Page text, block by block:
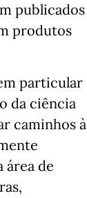
publicados
produtos
particular
da ciência
caminhos à
área de